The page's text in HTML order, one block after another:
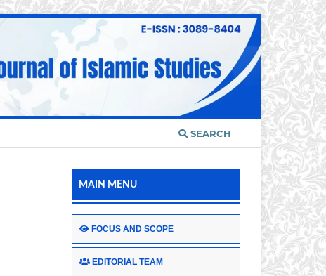
SEARCH
MAIN MENU
FOCUS AND SCOPE
EDITORIAL TEAM